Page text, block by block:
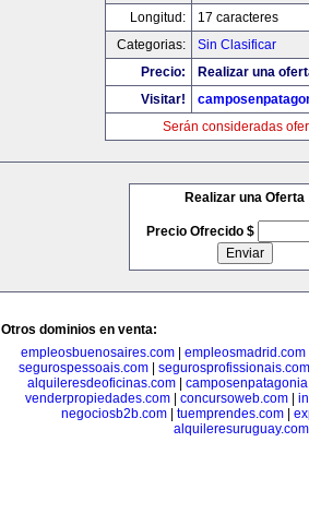
Longitud:
17 caracteres
Categorias:
Sin Clasificar
Precio:
Realizar una
Visitar!
Serán consideradas
Realizar una Oferta
Precio Ofrecido $
Otros dominios en venta:
empleosbuenosaires.com
empleosmadrid.com
segurospessoais.com| segurosprofissionais.com
alquileresdeoficinas.com
venderpropiedades.com
concursoweb.com
negociosb2b.com| tuemprendes.com|
alquileresuruguay.com